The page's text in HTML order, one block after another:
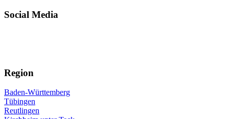
Social Media
Region
Baden-Württemberg
Tübingen
Reutlingen